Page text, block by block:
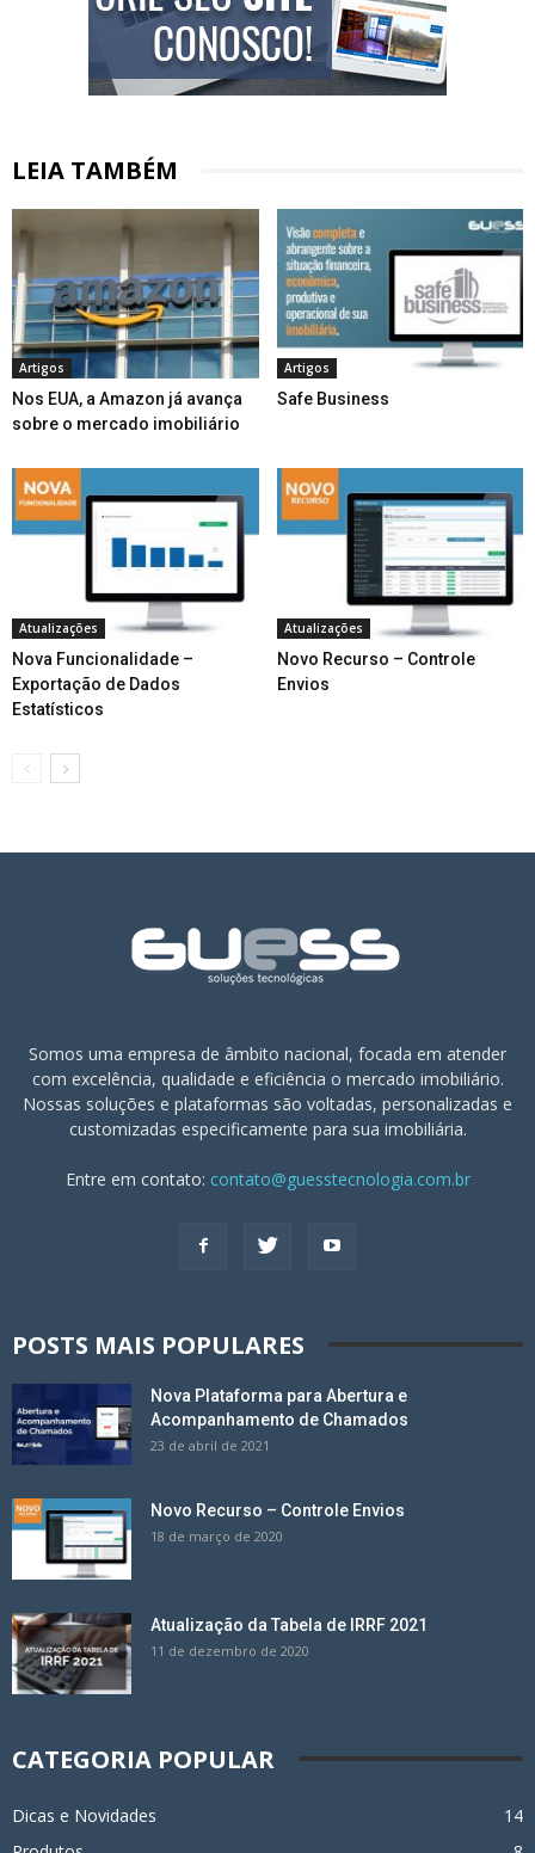
LEIA TAMBÉM
Artigos
Nos EUA, a Amazon já avança
sobre o mercado imobiliário
Artigos
Safe Business
Atualizações
Nova Funcionalidade –
Exportação de Dados
Estatísticos
Atualizações
Novo Recurso – Controle
Envios
Somos uma empresa de âmbito nacional, focada em atender
com excelência, qualidade e eficiência o mercado imobiliário.
Nossas soluções e plataformas são voltadas, personalizadas e
customizadas especificamente para sua imobiliária.
Entre em contato: contato@guesstecnologia.com.br
POSTS MAIS POPULARES
Nova Plataforma para Abertura e
Acompanhamento de Chamados
23 de abril de 2021
Novo Recurso – Controle Envios
18 de março de 2020
Atualização da Tabela de IRRF 2021
11 de dezembro de 2020
CATEGORIA POPULAR
Dicas e Novidades
14